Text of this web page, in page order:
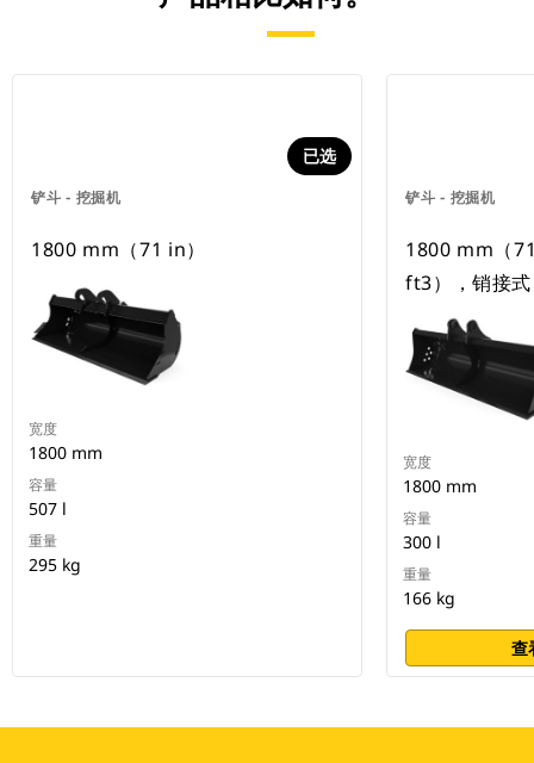
铲斗 - 挖掘机
已选
1800 mm（71 in）
宽度
1800 mm
容量
507 l
重量
295 kg
铲斗 - 挖掘机
1800 mm（
ft3），销接式
宽度
1800 mm
容量
300 l
重量
166 kg
查